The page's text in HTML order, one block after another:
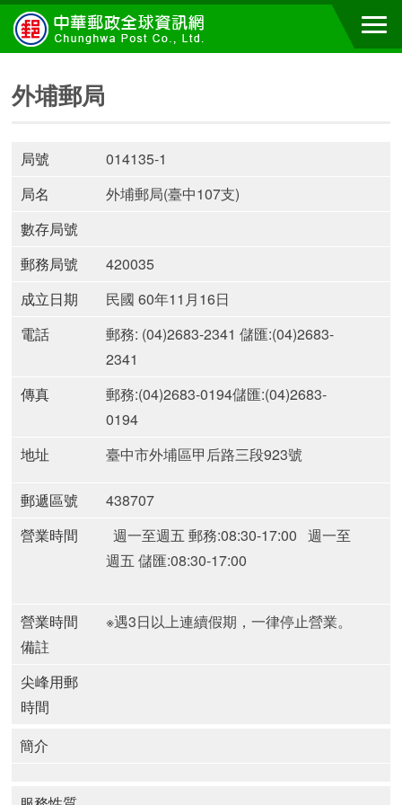
外埔郵局
局號
014135-1
局名
外埔郵局(臺中107支)
數存局號
郵務局號
420035
成立日期
民國 60年11月16日
電話
郵務: (04)2683-2341 儲匯:(04)2683-
2341
傳真
郵務:(04)2683-0194儲匯:(04)2683-
0194
地址
臺中市外埔區甲后路三段923號
郵遞區號
438707
營業時間
週一至週五 郵務:08:30-17:00 週一至
週五 儲匯:08:30-17:00
營業時間
備註
※遇3日以上連續假期，一律停止營業。
尖峰用郵
時間
簡介